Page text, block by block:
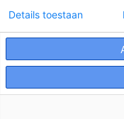
Duits
Details toestaan